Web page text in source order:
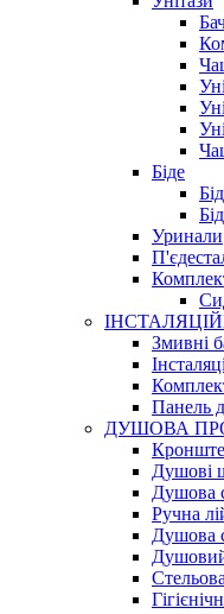
Біде
Уринали
Змивні
Панель
ДУШОВА
Душові
Душова
Ручна
Душова